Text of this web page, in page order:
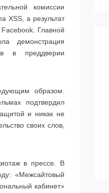
комиссии
XSS, а результат
Главной
демонстрация
в преддверии
образом.
подтвердил
и никак не
своих слов,
в прессе. В
«Межсайтовый
кабинет»